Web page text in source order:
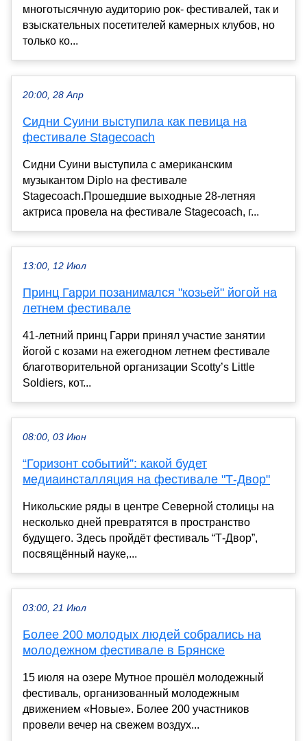
многотысячную аудиторию рок- фестивалей, так и
взыскательных посетителей камерных клубов, но
только ко...
20:00, 28 Апр
Сидни Суини выступила как певица на
фестивале Stagecoach
Сидни Суини выступила с американским
музыкантом Diplo на фестивале
Stagecoach.Прошедшие выходные 28-летняя
актриса провела на фестивале Stagecoach, г...
13:00, 12 Июл
Принц Гарри позанимался "козьей" йогой на
летнем фестивале
41-летний принц Гарри принял участие занятии
йогой с козами на ежегодном летнем фестивале
благотворительной организации Scotty’s Little
Soldiers, кот...
08:00, 03 Июн
“Горизонт событий”: какой будет
медиаинсталляция на фестивале "Т-Двор"
Никольские ряды в центре Северной столицы на
несколько дней превратятся в пространство
будущего. Здесь пройдёт фестиваль “Т-Двор”,
посвящённый науке,...
03:00, 21 Июл
Более 200 молодых людей собрались на
молодежном фестивале в Брянске
15 июля на озере Мутное прошёл молодежный
фестиваль, организованный молодежным
движением «Новые». Более 200 участников
провели вечер на свежем воздух...